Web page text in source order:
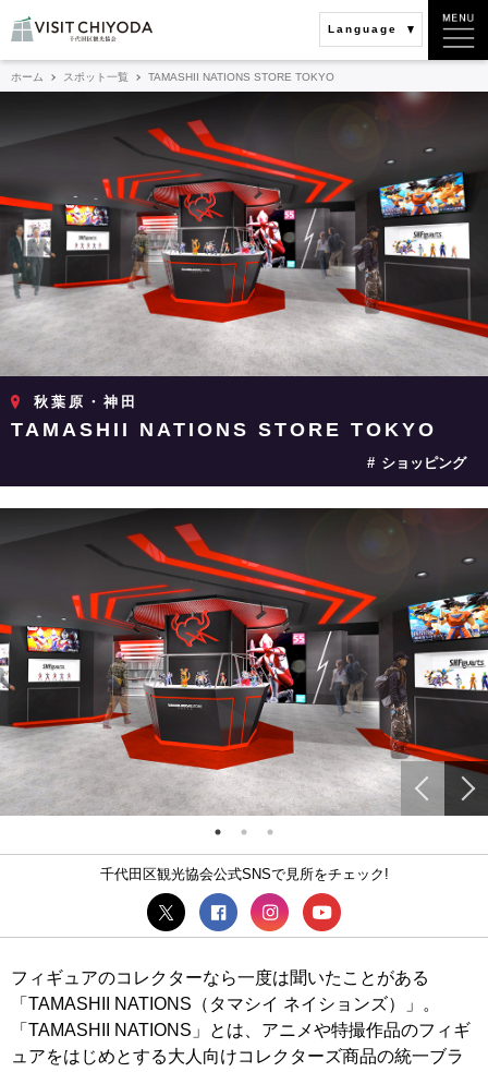
Language
ホーム スポット一覧 TAMASHII NATIONS STORE TOKYO
秋葉原・神田
TAMASHII NATIONS STORE TOKYO
ショッピング
千代田区観光協会公式SNSで見所をチェック!
フィギュアのコレクターなら一度は聞いたことがある
「TAMASHII NATIONS（タマシイ ネイションズ）」。
「TAMASHII NATIONS」とは、アニメや特撮作品のフィギ
ュアをはじめとする大人向けコレクターズ商品の統一ブラ